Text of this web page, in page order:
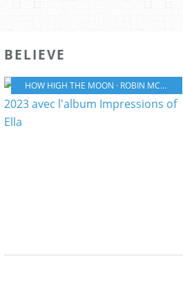
BELIEVE
HOW HIGH THE MOON · ROBIN MCKELLE